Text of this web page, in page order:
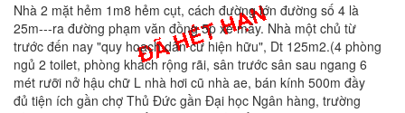
Nhà 2 mặt hẻm 1m8 hẻm cụt, cách đường lớn đường số 4 là
25m---ra đường phạm văn đồng 5p xe máy. Nhà một chủ từ
trước đến nay "quy hoạch dân cư hiện hữu", Dt 125m2.(4 phòng
ngủ 2 toilet, phòng khách rộng rãi, sân trước sân sau ngang 6
mét rưỡi nở hậu chữ L nhà hơi cũ nhà ae, bán kính 500m đầy
đủ tiện ích gần chợ Thủ Đức gần Đại học Ngân hàng, trường